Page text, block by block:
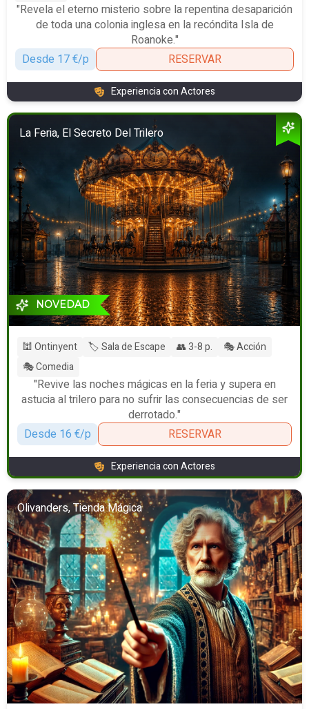
"Revela el eterno misterio sobre la repentina desaparición
de toda una colonia inglesa en la recóndita Isla de
Roanoke."
Desde 17 €/p
RESERVAR
Experiencia con Actores
La Feria, El Secreto Del Trilero
NOVEDAD
🕍 Ontinyent 🏷️ Sala de Escape 👥 3-8 p.
🎭 Acción
🎭 Comedia
"Revive las noches mágicas en la feria y supera en
astucia al trilero para no sufrir las consecuencias de ser
derrotado."
Desde 16 €/p
RESERVAR
Experiencia con Actores
Olivanders, Tienda Mágica